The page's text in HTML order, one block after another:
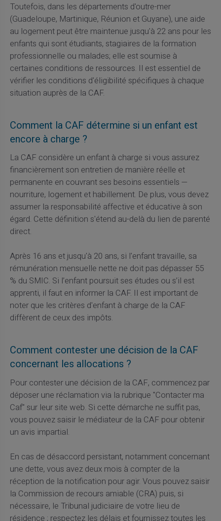
Toutefois, dans les départements d'outre-mer
(Guadeloupe, Martinique, Réunion et Guyane), une aide
au logement peut être maintenue jusqu'à 22 ans pour les
enfants qui sont étudiants, stagiaires de la formation
professionnelle ou malades; elle est soumise à
certaines conditions de ressources. Il est essentiel de
vérifier les conditions d'éligibilité spécifiques à chaque
situation auprès de la CAF.
Comment la CAF détermine si un enfant est
encore à charge ?
La CAF considère un enfant à charge si vous assurez
financièrement son entretien de manière réelle et
permanente en couvrant ses besoins essentiels —
nourriture, logement et habillement. De plus, vous devez
assumer la responsabilité affective et éducative à son
égard. Cette définition s'étend au-delà du lien de parenté
direct.
Après 16 ans et jusqu'à 20 ans, si l'enfant travaille, sa
rémunération mensuelle nette ne doit pas dépasser 55
% du SMIC. Si l’enfant poursuit ses études ou s’il est
apprenti, il faut en informer la CAF. Il est important de
noter que les critères d'enfant à charge de la CAF
diffèrent de ceux des impôts.
Comment contester une décision de la CAF
concernant les allocations ?
Pour contester une décision de la CAF, commencez par
déposer une réclamation via la rubrique "Contacter ma
Caf" sur leur site web. Si cette démarche ne suffit pas,
vous pouvez saisir le médiateur de la CAF pour obtenir
un avis impartial.
En cas de désaccord persistant, notamment concernant
une dette, vous avez deux mois à compter de la
réception de la notification pour agir. Vous pouvez saisir
la Commission de recours amiable (CRA) puis, si
nécessaire, le Tribunal judiciaire de votre lieu de
résidence ; respectez les délais et fournissez toutes les